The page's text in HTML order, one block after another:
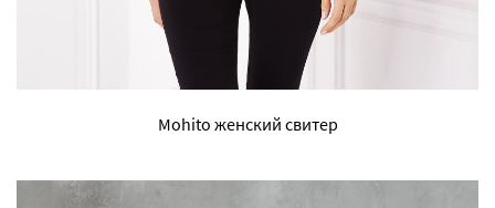
Mohito женский свитер